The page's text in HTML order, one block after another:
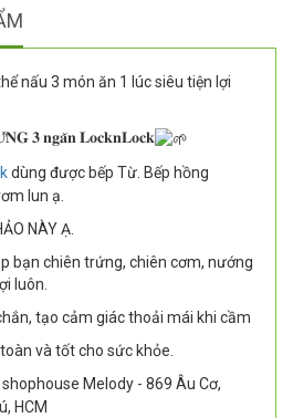
nấu 3 món ăn 1 lúc siêu tiện lợi
𝟑 𝐧𝐠𝐚̆𝐧 𝐋𝐨𝐜𝐤𝐧𝐋𝐨𝐜𝐤
dùng được bếp Từ. Bếp hồng
lun ạ.
NÀY Ạ.
bạn chiên trứng, chiên cơm, nướng
luôn.
tạo cảm giác thoải mái khi cầm
và tốt cho sức khỏe.
Melody - 869 Âu Cơ,
HCM